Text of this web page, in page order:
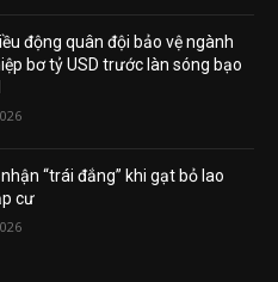
động quân đội bảo vệ ngành
bơ tỷ USD trước làn sóng bạo
“trái đắng” khi gạt bỏ lao
cư